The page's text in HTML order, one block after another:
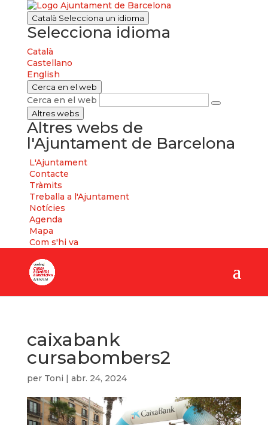
Català Selecciona un idioma
Selecciona idioma
Català
Castellano
English
Cerca en el web
Cerca en el web
Altres webs
Altres webs de
l'Ajuntament de Barcelona
L'Ajuntament
Contacte
Tràmits
Treballa a l'Ajuntament
Notícies
Agenda
Mapa
Com s'hi va
caixabank
cursabombers2
per Toni | abr. 24, 2024